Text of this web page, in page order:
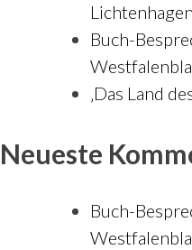
Buch-
‚Das Land
Neueste
Buch-